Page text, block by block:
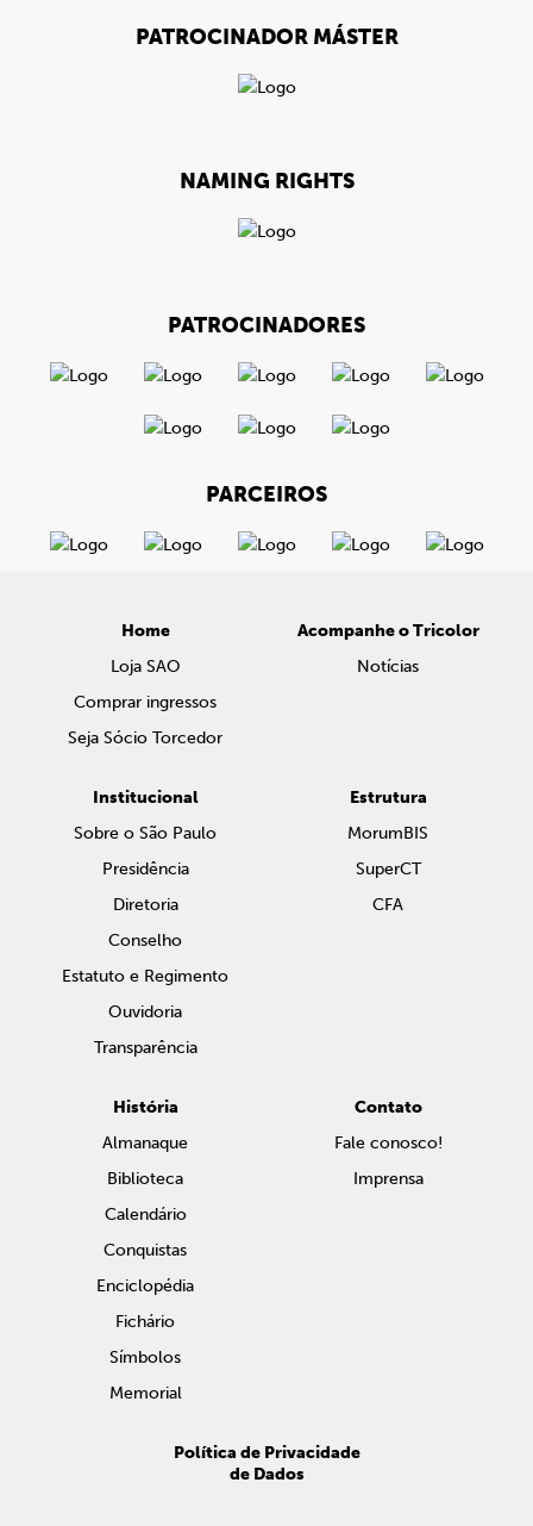
PATROCINADOR MÁSTER
NAMING RIGHTS
PATROCINADORES
PARCEIROS
Home
Loja SAO
Comprar ingressos
Seja Sócio Torcedor
Acompanhe o Tricolor
Notícias
Institucional
Sobre o São Paulo
Presidência
Diretoria
Conselho
Estatuto e Regimento
Ouvidoria
Transparência
Estrutura
MorumBIS
SuperCT
CFA
História
Almanaque
Biblioteca
Calendário
Conquistas
Enciclopédia
Fichário
Símbolos
Memorial
Contato
Fale conosco!
Imprensa
Política de Privacidade
de Dados